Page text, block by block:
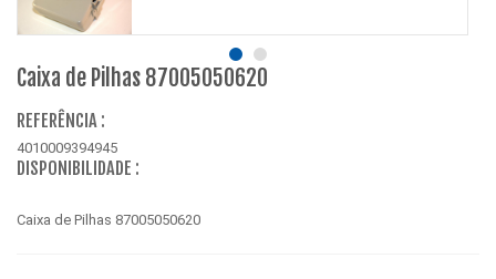
Caixa de Pilhas 87005050620
REFERÊNCIA :
4010009394945
DISPONIBILIDADE :
Caixa de Pilhas 87005050620